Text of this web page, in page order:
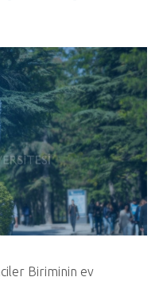
Biriminin ev